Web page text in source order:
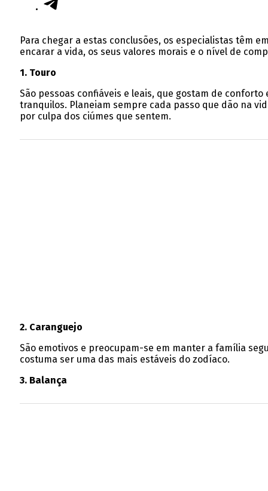
Para chegar a estas conclusões, os especialistas têm
encarar a vida, os seus valores morais e o nível de
1. Touro
São pessoas confiáveis e leais, que gostam de
tranquilos. Planeiam sempre cada passo que dão na
por culpa dos ciúmes que sentem.
2. Caranguejo
São emotivos e preocupam-se em manter a família
costuma ser uma das mais estáveis do zodíaco.
3. Balança